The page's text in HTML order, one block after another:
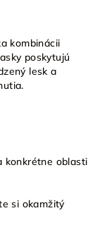
kombinácii
poskytujú
lesk a
konkrétne oblasti
si okamžitý